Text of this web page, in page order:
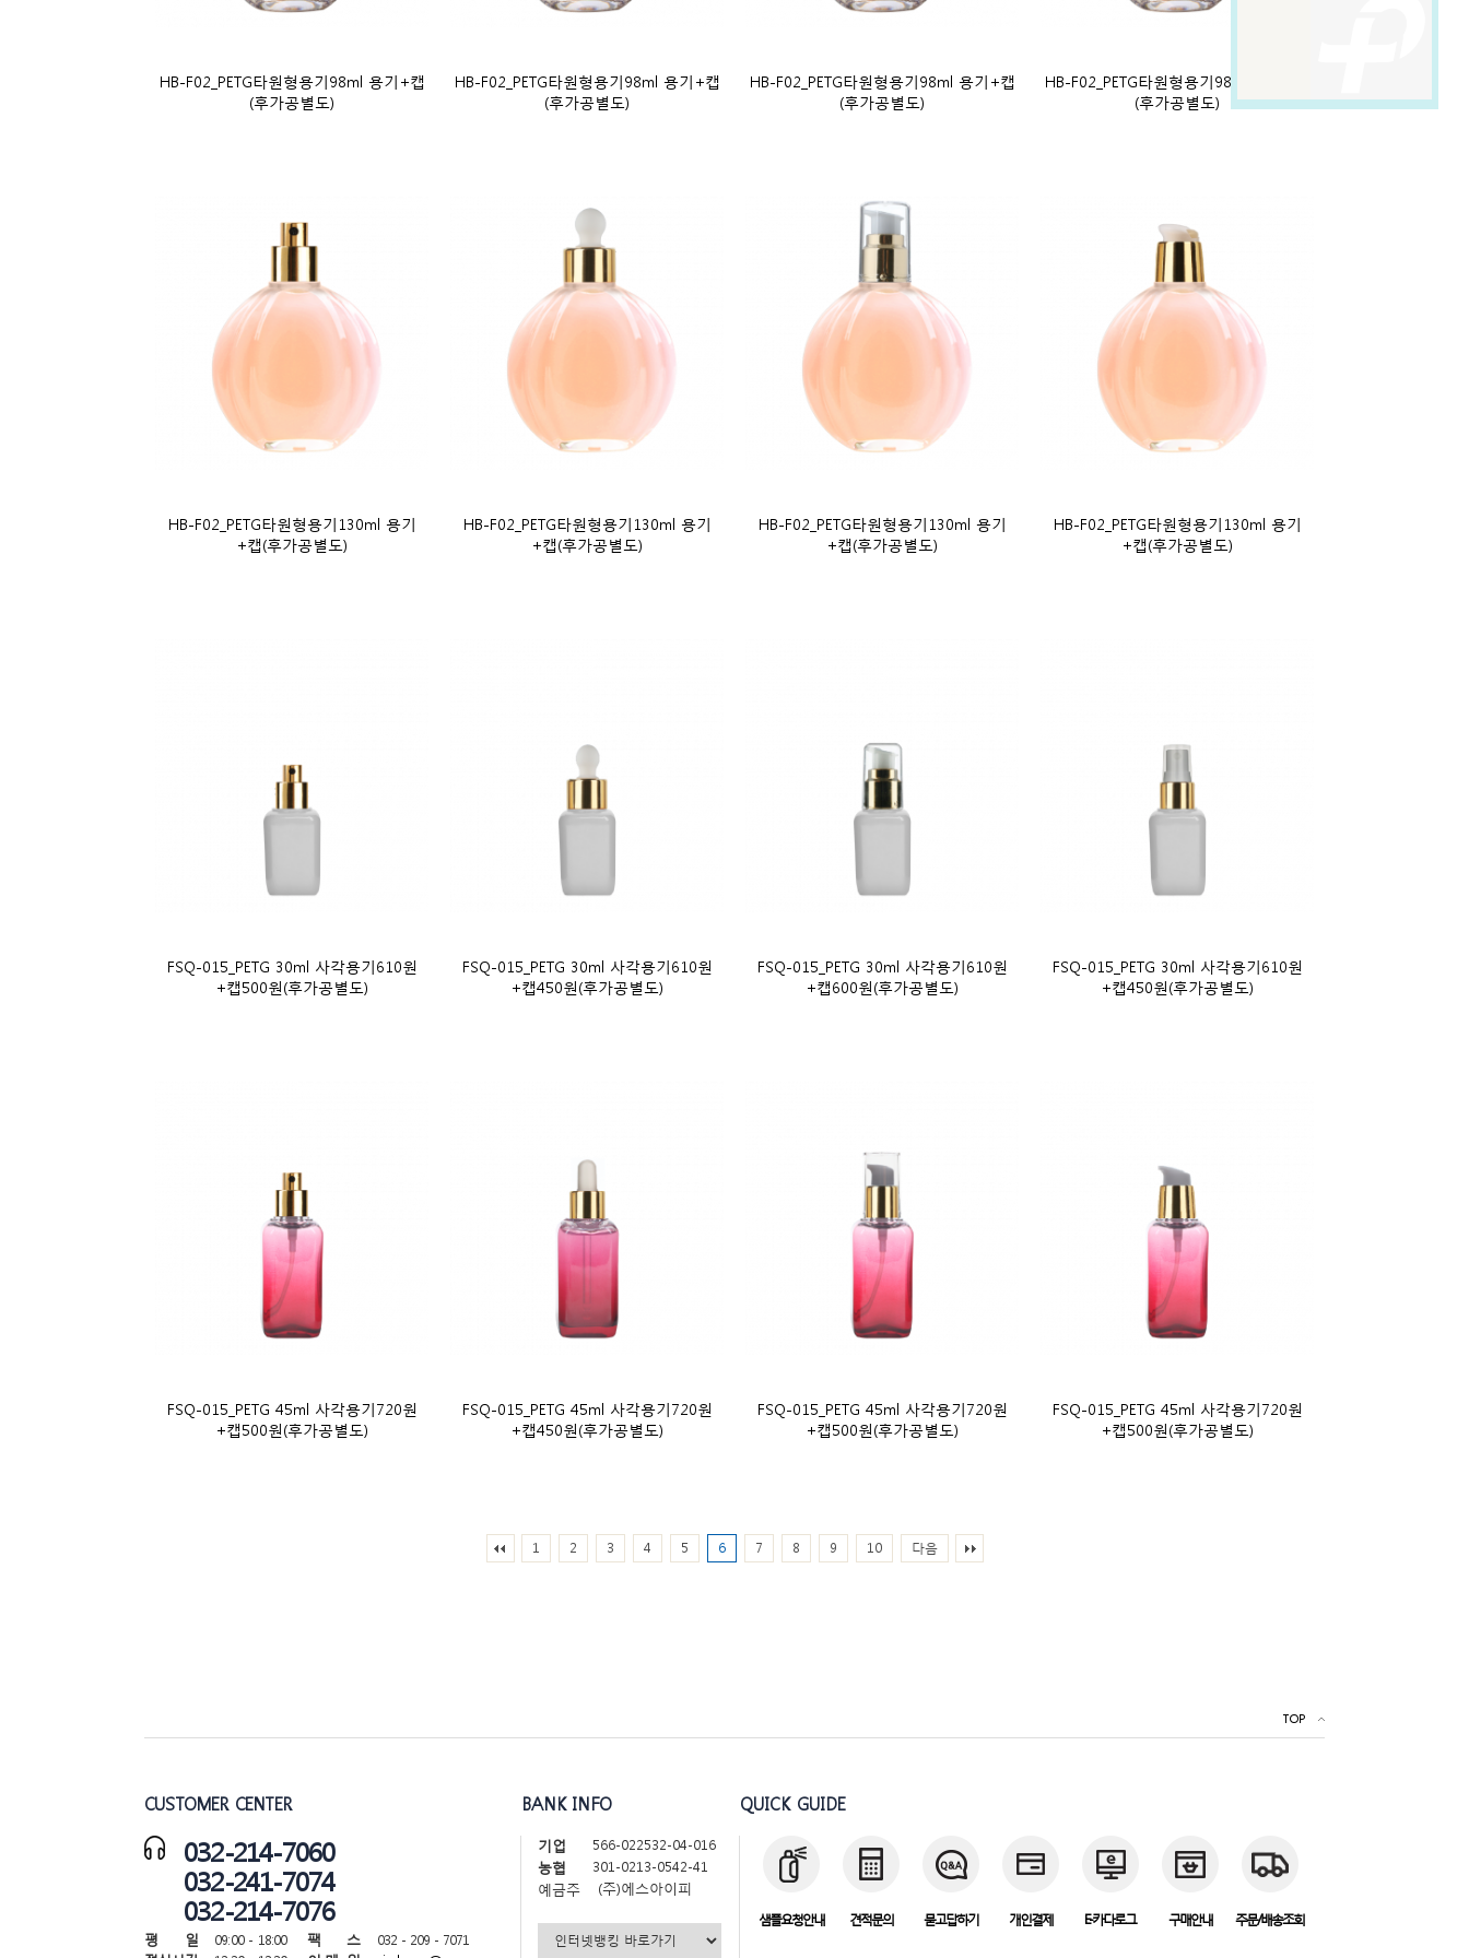
HB-F02_PETG타원형용기98ml 용기+캡
(후가공별도)
HB-F02_PETG타원형용기98ml 용기+캡
(후가공별도)
HB-F02_PETG타원형용기98ml 용기+캡
(후가공별도)
HB-F02_PETG타원형용기98ml 용기+캡
(후가공별도)
HB-F02_PETG타원형용기130ml 용기
+캡(후가공별도)
HB-F02_PETG타원형용기130ml 용기
+캡(후가공별도)
HB-F02_PETG타원형용기130ml 용기
+캡(후가공별도)
HB-F02_PETG타원형용기130ml 용기
+캡(후가공별도)
FSQ-015_PETG 30ml 사각용기610원
+캡500원(후가공별도)
FSQ-015_PETG 30ml 사각용기610원
+캡450원(후가공별도)
FSQ-015_PETG 30ml 사각용기610원
+캡600원(후가공별도)
FSQ-015_PETG 30ml 사각용기610원
+캡450원(후가공별도)
FSQ-015_PETG 45ml 사각용기720원
+캡500원(후가공별도)
FSQ-015_PETG 45ml 사각용기720원
+캡450원(후가공별도)
FSQ-015_PETG 45ml 사각용기720원
+캡500원(후가공별도)
FSQ-015_PETG 45ml 사각용기720원
+캡500원(후가공별도)
1 2 3 4 5 6 7 8 9 10 다음
TOP
CUSTOMER CENTER
032-214-7060
032-241-7074
032-214-7076
평 일
09:00 - 18:00
팩 스
032 - 209 - 7071
BANK INFO
기업
566-022532-04-016
농협
301-0213-0542-41
예금주
(주)에스아이피
QUICK GUIDE
샘플요청안내 견적문의 묻고답하기 개인결제 E-카다로그 구매안내 주문/배송조회